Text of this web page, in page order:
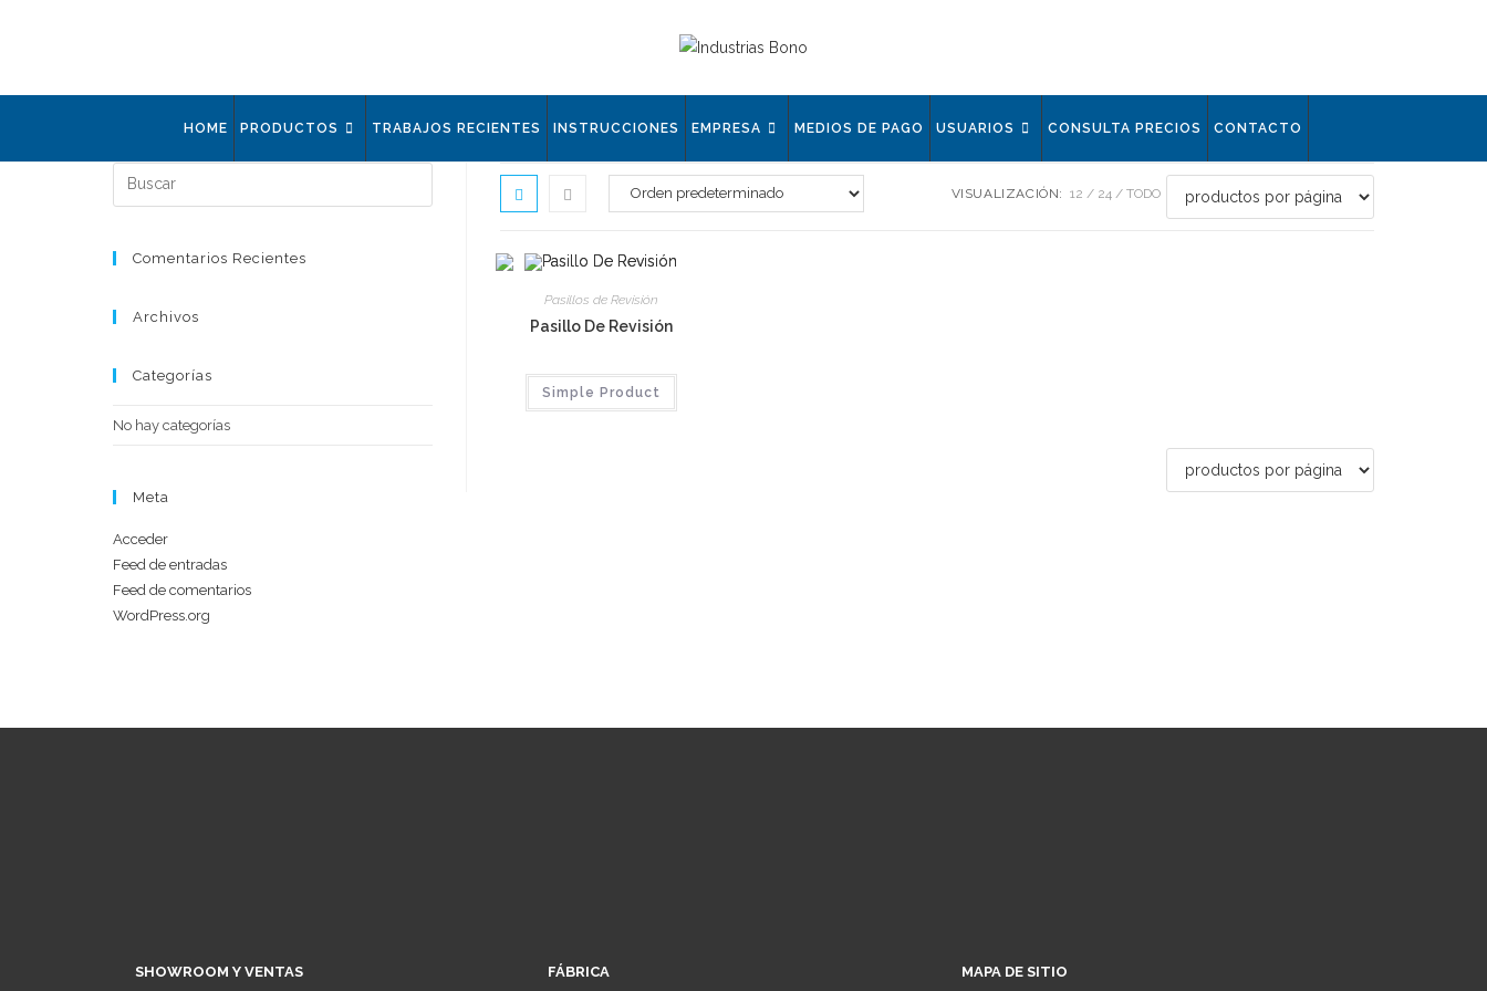
HOME PRODUCTOS TRABAJOS RECIENTES INSTRUCCIONES EMPRESA MEDIOS DE PAGO USUARIOS CONSULTA PRECIOS CONTACTO
VISUALIZACIÓN: 12 24 TODO
Pasillos de Revisión
Pasillo De Revisión
Simple Product
Comentarios Recientes
Archivos
Categorías
No hay categorías
Meta
Acceder
Feed de entradas
Feed de comentarios
WordPress.org
SHOWROOM Y VENTAS FÁBRICA MAPA DE SITIO